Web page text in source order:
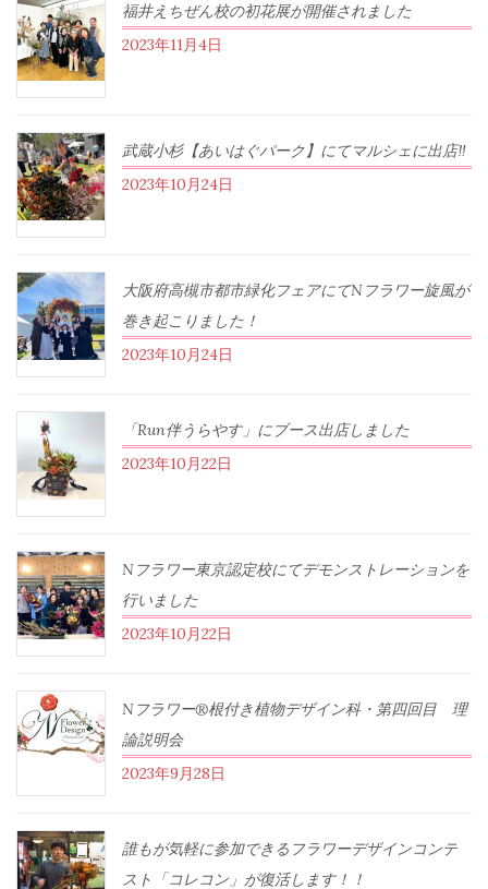
福井えちぜん校の初花展が開催されました
2023年11月4日
武蔵小杉【あいはぐパーク】にてマルシェに出店‼︎
2023年10月24日
大阪府高槻市都市緑化フェアにてNフラワー旋風が
巻き起こりました！
2023年10月24日
「Run伴うらやす」にブース出店しました
2023年10月22日
Nフラワー東京認定校にてデモンストレーションを
行いました
2023年10月22日
Nフラワー®根付き植物デザイン科・第四回目 理
論説明会
2023年9月28日
誰もが気軽に参加できるフラワーデザインコンテ
スト「コレコン」が復活します！！